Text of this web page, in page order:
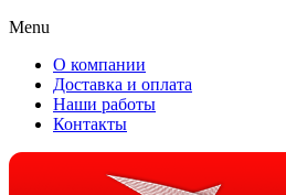
Menu
О компании
Доставка и оплата
Наши работы
Контакты